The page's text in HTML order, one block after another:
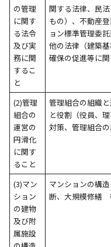
の管理
に関す
る法令
及び実
務に関
するこ
と
関する法律、民
もの）、不動産
ョン標準管理委
他の法律（建築
確保の促進等に
(2)管理
組合の
運営の
円滑化
に関す
ること
管理組合の組織
と役割（役員、
対策、管理組合
(3)マン
ション
の建物
及び附
属施設
マンションの構
断、大規模修繕